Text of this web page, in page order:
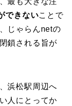
できないことで
じゃらんnetの
鎖される旨が
浜松駅周辺へ
人にとってか